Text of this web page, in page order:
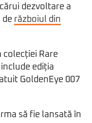
dezvoltare a
războiul din
colecției Rare
ediția
GoldenEye 007
să fie lansată în